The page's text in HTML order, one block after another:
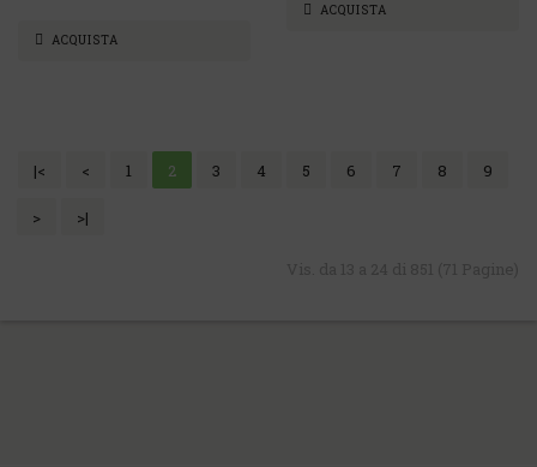
ACQUISTA
ACQUISTA
|< < 1 2 3 4 5 6 7 8 9
> >|